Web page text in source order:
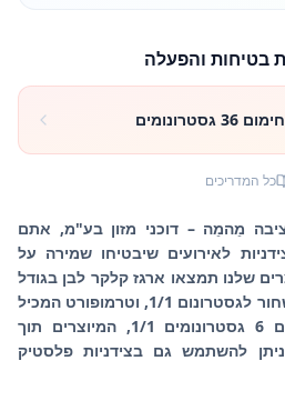
בטיחות והפעלה
כל המדריכים
מֵהמֵה – דוכני מזון בע"מ, אתם
לאירועים שיבטיחו שמירה על
שלנו תמצאו ארגז קלקר לבן בגודל
35/52/43 ס"מ, טרמובוקס שחור לגסטרונום 1/1, וטרמופורט המכיל
12 גסטרונומים 1/1 כמו גם 6 גסטרונומים 1/1, המיוצרים תוך
להשתמש גם בצידניות פלסטיק